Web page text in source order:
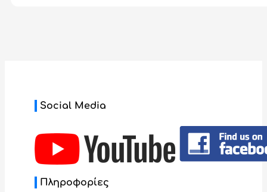
Social Media
Πληροφορίες